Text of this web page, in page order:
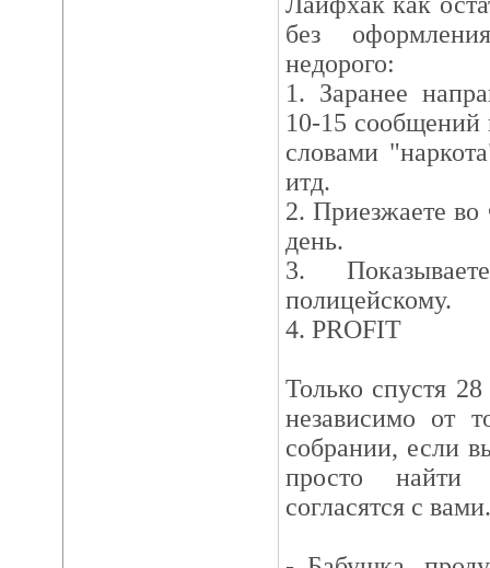
без
недорого:
1. Заранее
10-15
словами
итд.
2. Приезжаете
день.
3.
полицейскому.
4. PROFIT
Только спустя
независимо от
собрании, если
просто найти
согласятся с вами.